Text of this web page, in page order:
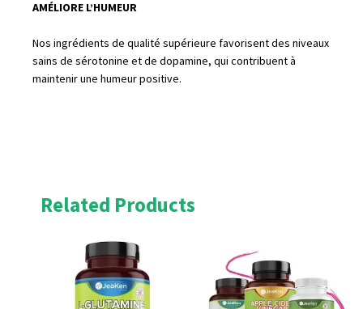
Related Products
Original
price
was:
£19.00.
£50.00.£45.00.
AMÉLIORE L’HUMEUR
Nos ingrédients de qualité supérieure favorisent des niveaux
sains de sérotonine et de dopamine, qui contribuent à
maintenir une humeur positive.